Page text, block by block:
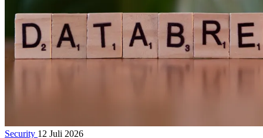
Security 12 Juli 2026